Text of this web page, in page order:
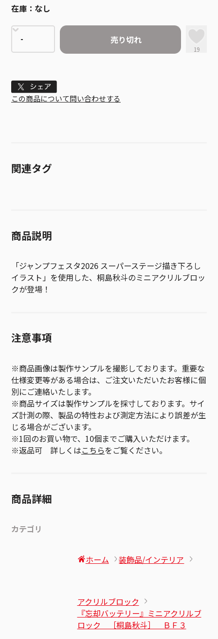
在庫： なし
売り切れ
19
Tweet
この商品について問い合わせする
関連タグ
商品説明
「ジャンプフェスタ2026 スーパーステージ描き下ろし
イラスト」を使用した、桐島秋斗のミニアクリルブロッ
クが登場！
注意事項
※商品画像は製作サンプルを撮影しております。重要な
仕様変更等がある場合は、ご注文いただいたお客様に個
別にご連絡いたします。
※商品サイズは製作サンプルを採寸しております。サイ
ズ計測の際、製品の特性および測定方法により誤差が生
じる場合がございます。
※1回のお買い物で、10個までご購入いただけます。
※返品可 詳しくはこちらをご覧ください。
商品詳細
カテゴリ
ホーム 装飾品/インテリア
アクリルブロック
『忘却バッテリー』ミニアクリルブ
ロック ［桐島秋斗］ ＢＦ３